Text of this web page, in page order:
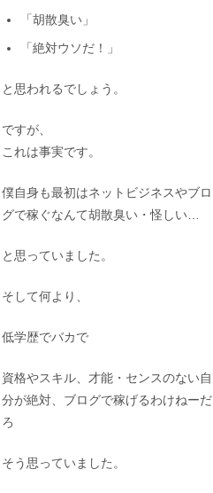
「胡散臭い」
「絶対ウソだ！」
と思われるでしょう。
ですが、
これは事実です。
僕自身も最初はネットビジネスやブロ
グで稼ぐなんて胡散臭い・怪しい…
と思っていました。
そして何より、
低学歴でバカで
資格やスキル、才能・センスのない自
分が絶対、ブログで稼げるわけねーだ
ろ
そう思っていました。